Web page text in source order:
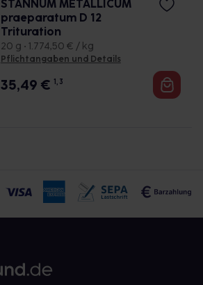
STANNUM METALLICUM
praeparatum D 12
Trituration
20 g • 1.774,50 € / kg
Pflichtangaben und Details
35,49 € 1, 3